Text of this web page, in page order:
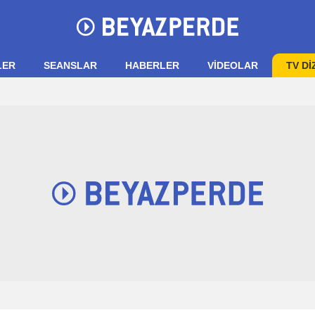
SEANSLAR HABERLER VIDEOLAR TV